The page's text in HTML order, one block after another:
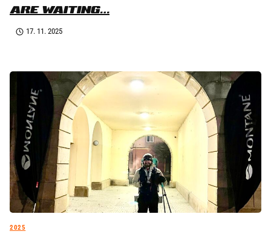
ARE WAITING…
17. 11. 2025
2025